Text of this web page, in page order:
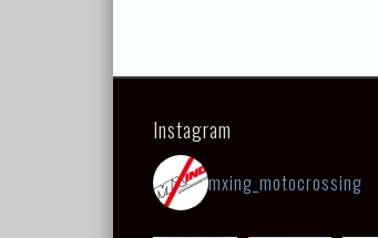
Instagram
mxing_motocrossing